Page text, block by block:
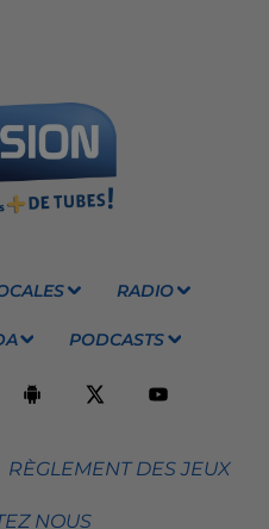
RADIO
PODCASTS
RÈGLEMENT DES JEUX
NOUS